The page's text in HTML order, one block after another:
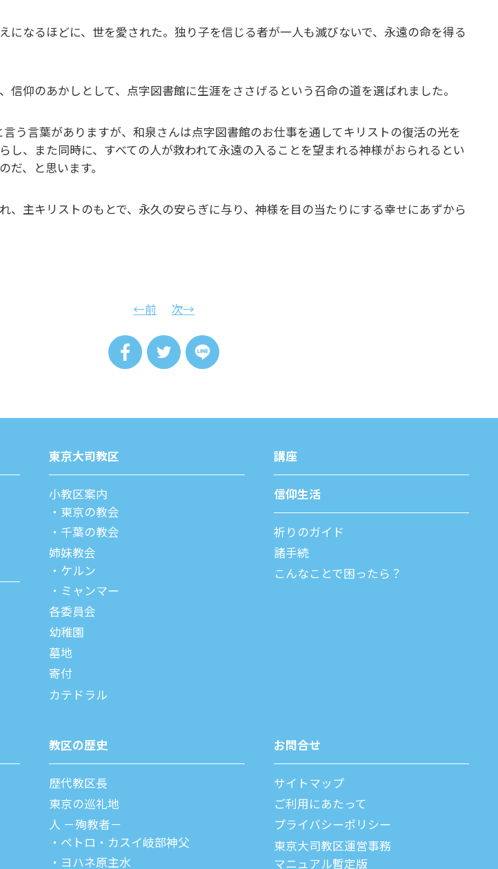
になるほどに、世を愛された。独り子を信じる者が一人も滅びないで、永遠の命を得る
信仰のあかしとして、点字図書館に生涯をささげるという召命の道を選ばれました。
う言葉がありますが、和泉さんは点字図書館のお仕事を通してキリストの復活の光を
し、また同時に、すべての人が救われて永遠の入ることを望まれる神様がおられるとい
だ、と思います。
、主キリストのもとで、永久の安らぎに与り、神様を目の当たりにする幸せにあずから
←前 次→
東京⼤司教区
⼩教区案内
東京の教会
千葉の教会
姉妹教会
ケルン
ミャンマー
各委員会
幼稚園
墓地
寄付
カテドラル
講座
信仰⽣活
祈りのガイド
諸⼿続
こんなことで困ったら？
教区の歴史
歴代教区⻑
東京の巡礼地
⼈ －殉教者－
ペトロ・カスイ岐部神父
ヨハネ原主水
お問合せ
サイトマップ
ご利⽤にあたって
プライバシーポリシー
東京大司教区運営事務
マニュアル暫定版